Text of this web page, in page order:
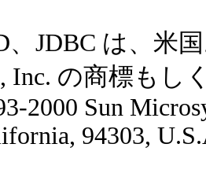
、JDBC は、
Inc. の商標もし
2000 Sun
94303,